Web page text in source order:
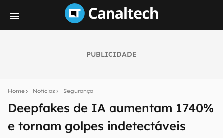
PUBLICIDADE
Home Notícias Segurança
Deepfakes de IA aumentam 1740%
e tornam golpes indetectáveis
notícias e reviews sobre tecnologia em primeira
mão.
E-mail